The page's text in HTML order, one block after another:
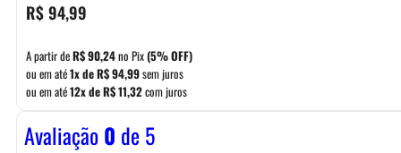
R$94,99
A partir deR$90,24no Pix(5% OFF)
ou em até1x deR$94,99sem juros
ou em até12x deR$11,32com juros
Avaliação0 de 5